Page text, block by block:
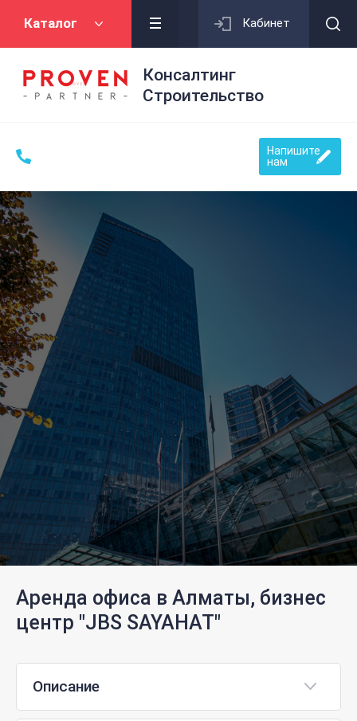
Каталог Кабинет
Консалтинг
Строительство
Напишите
нам
Аренда офиса в Алматы, бизнес
центр "JBS SAYAHAT"
Описание